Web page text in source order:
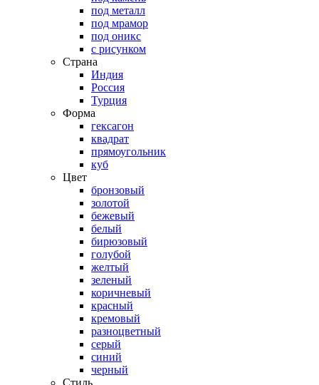
под металл
под мрамор
под оникс
с рисунком
Страна
Индия
Россия
Турция
Форма
гексагон
квадрат
прямоугольник
куб
Цвет
бронзовый
золотой
бежевый
белый
бирюзовый
голубой
желтый
зеленый
коричневый
красный
кремовый
разноцветный
серый
синий
черный
Стиль